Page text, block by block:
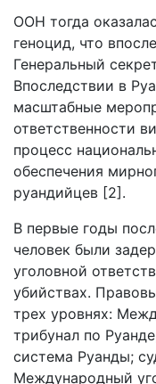
ООН тогда
геноцид, что
Генеральный
Впоследствии в
масштабные
ответственности
процесс
обеспечения
руандийцев [2].
В первые годы
человек были
уголовной
убийствах.
трех уровнях:
трибунал по
система Руанды;
Международный